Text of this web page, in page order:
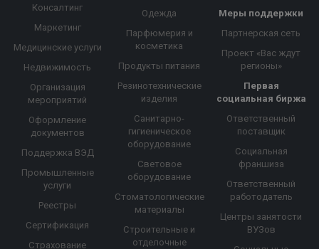
Консалтинг
Маркетинг
Медицинские услуги
Недвижимость
Организация
мероприятий
Оформление
документов
Поддержка ВЭД
Промышленные
услуги
Реестры
Сертификация
Страхование
Одежда
Парфюмерия и
косметика
Продукты питания
Резинотехнические
изделия
Санитарно-
гигиеническое
оборудование
Световое
оборудование
Стоматологические
материалы
Строительные и
отделочные
Меры поддержки
Партнерская сеть
Проект «Вас ждут
регионы»
Первая
социальная биржа
Ответственный
поставщик
Социальная
франшиза
Ответственный
работодатель
Центры занятости
ВУЗов